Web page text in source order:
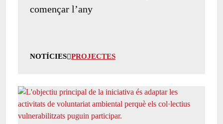
començar l’any
NOTÍCIES PROJECTES